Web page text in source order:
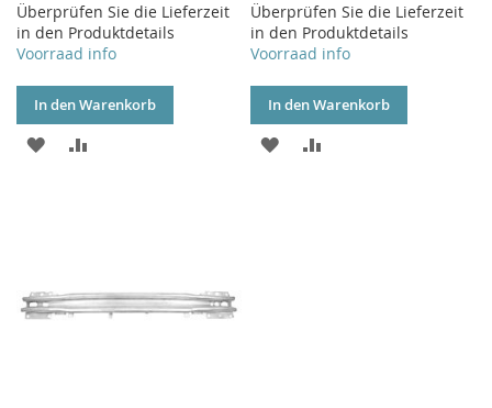
Überprüfen Sie die Lieferzeit
in den Produktdetails
Voorraad info
In den Warenkorb
ZUR
Überprüfen Sie die Lieferzeit
in den Produktdetails
Voorraad info
In den Warenkorb
ZUR